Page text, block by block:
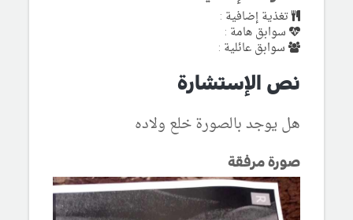
تغذية إضافية :
سوابق هامة :
سوابق عائلية :
نص الإستشارة
هل يوجد بالصورة خلع ولاده
صورة مرفقة